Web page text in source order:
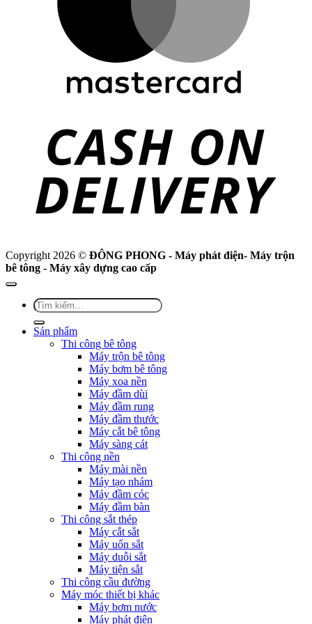
Copyright 2026 © ĐÔNG PHONG - Máy phát điện- Máy trộn
bê tông - Máy xây dựng cao cấp
Tìm
kiếm:
Sản phẩm
Thi công bê tông
Máy trộn bê tông
Máy bơm bê tông
Máy xoa nền
Máy đầm dùi
Máy đầm rung
Máy đầm thước
Máy cắt bê tông
Máy sàng cát
Thi công nền
Máy mài nền
Máy tạo nhám
Máy đầm cóc
Máy đầm bàn
Thi công sắt thép
Máy cắt sắt
Máy uốn sắt
Máy duỗi sắt
Máy tiện sắt
Thi công cầu đường
Máy móc thiết bị khác
Máy bơm nước
Máy phát điện